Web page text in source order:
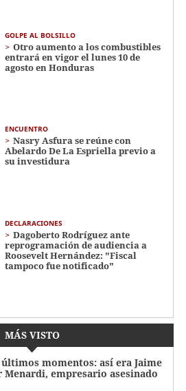
GOLPE AL BOLSILLO
Otro aumento a los combustibles
entrará en vigor el lunes 10 de
agosto en Honduras
ENCUENTRO
Nasry Asfura se reúne con
Abelardo De La Espriella previo a
su investidura
DECLARACIONES
Dagoberto Rodríguez ante
reprogramación de audiencia a
Roosevelt Hernández: "Fiscal
tampoco fue notificado"
MÁS VISTO
momentos: así era Jaime
Menardi​​​, empresario asesinado